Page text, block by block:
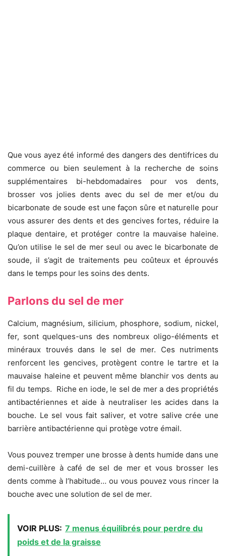
Que vous ayez été informé des dangers des dentifrices du
commerce ou bien seulement à la recherche de soins
supplémentaires bi-hebdomadaires pour vos dents,
brosser vos jolies dents avec du sel de mer et/ou du
bicarbonate de soude est une façon sûre et naturelle pour
vous assurer des dents et des gencives fortes, réduire la
plaque dentaire, et protéger contre la mauvaise haleine.
Qu’on utilise le sel de mer seul ou avec le bicarbonate de
soude, il s’agit de traitements peu coûteux et éprouvés
dans le temps pour les soins des dents.
Parlons du sel de mer
Calcium, magnésium, silicium, phosphore, sodium, nickel,
fer, sont quelques-uns des nombreux oligo-éléments et
minéraux trouvés dans le sel de mer. Ces nutriments
renforcent les gencives, protègent contre le tartre et la
mauvaise haleine et peuvent même blanchir vos dents au
fil du temps. Riche en iode, le sel de mer a des propriétés
antibactériennes et aide à neutraliser les acides dans la
bouche. Le sel vous fait saliver, et votre salive crée une
barrière antibactérienne qui protège votre émail.
Vous pouvez tremper une brosse à dents humide dans une
demi-cuillère à café de sel de mer et vous brosser les
dents comme à l’habitude… ou vous pouvez vous rincer la
bouche avec une solution de sel de mer.
VOIR PLUS: 7 menus équilibrés pour perdre du
poids et de la graisse